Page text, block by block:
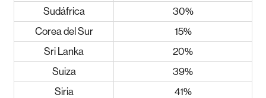
Sudáfrica
30%
Corea del Sur
15%
Sri Lanka
20%
Suiza
39%
Siria
41%